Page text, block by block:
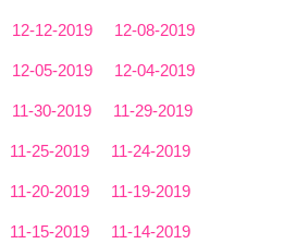
12-12-2019 12-08-2019
12-05-2019 12-04-2019
11-30-2019 11-29-2019
11-25-2019 11-24-2019
11-20-2019 11-19-2019
11-15-2019 11-14-2019